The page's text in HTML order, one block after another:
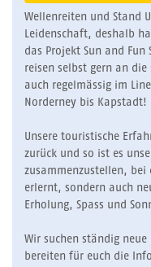
Wellenreiten und Stand
Leidenschaft, deshalb
das Projekt Sun and Fun
reisen selbst gern an
auch regelmässig im
Norderney bis Kapstadt!
Unsere touristische
zurück und so ist es
zusammenzustellen,
erlernt, sondern auch
Erholung, Spass und
Wir suchen ständig neue
bereiten für euch die